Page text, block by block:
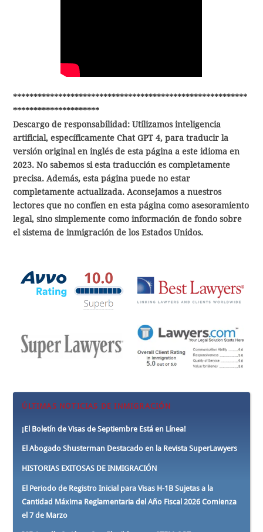
*********************************************************
*********************
Descargo de responsabilidad: Utilizamos inteligencia
artificial, específicamente Chat GPT 4, para traducir la
versión original en inglés de esta página a este idioma en
2023. No sabemos si esta traducción es completamente
precisa. Además, esta página puede no estar
completamente actualizada. Aconsejamos a nuestros
lectores que no confíen en esta página como asesoramiento
legal, sino simplemente como información de fondo sobre
el sistema de inmigración de los Estados Unidos.
ÚLTIMAS NOTICIAS DE INMIGRACIÓN
¡El Boletín de Visas de Septiembre Está en Línea!
El Abogado Shusterman Destacado en la Revista SuperLawyers
HISTORIAS EXITOSAS DE INMIGRACIÓN
El Periodo de Registro Inicial para Visas H-1B Sujetas a la
Cantidad Máxima Reglamentaria del Año Fiscal 2026 Comienza
el 7 de Marzo